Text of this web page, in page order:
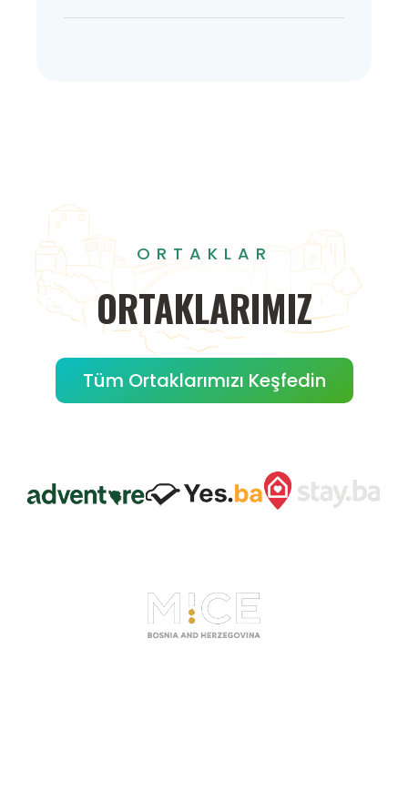
ORTAKLAR
ORTAKLARIMIZ
Tüm Ortaklarımızı Keşfedin